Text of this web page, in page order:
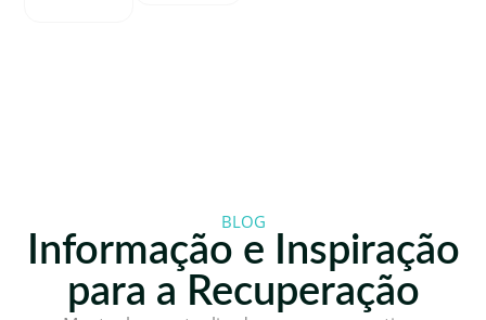
BLOG
Informação e Inspiração
para a Recuperação